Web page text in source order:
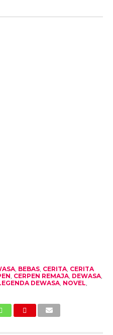
, BEBAS, CERITA, CERITA
, CERPEN REMAJA, DEWASA,
DEWASA, NOVEL,